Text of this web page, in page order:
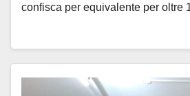
confisca per equivalente per oltre